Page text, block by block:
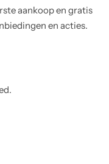
aankoop en gratis
en acties.